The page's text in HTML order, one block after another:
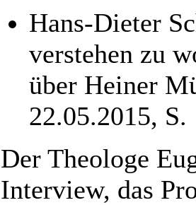
Hans-Dieter
verstehen zu
über Heiner
22.05.2015, S.
Der Theologe
Interview, das